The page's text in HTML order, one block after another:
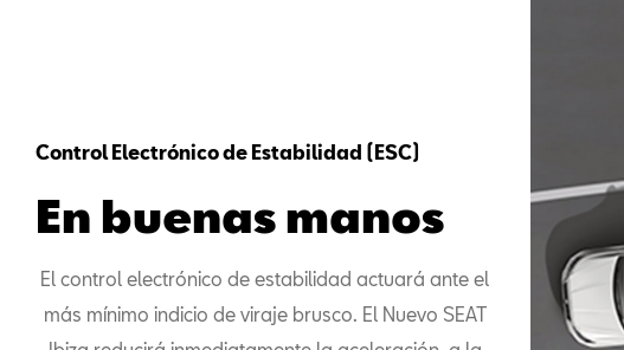
Control Electrónico de Estabilidad (ESC)
En buenas manos
El control electrónico de estabilidad actuará ante el
más mínimo indicio de viraje brusco. El Nuevo SEAT